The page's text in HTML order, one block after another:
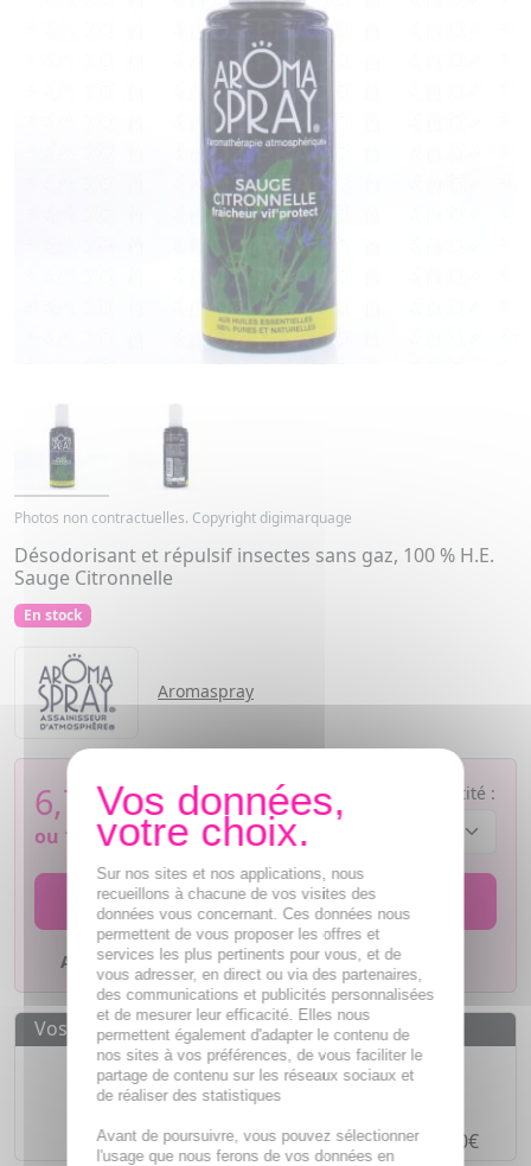
Photos non contractuelles. Copyright digimarquage
Désodorisant et répulsif insectes sans gaz, 100 % H.E.
Sauge Citronnelle
En stock
Aromaspray
6,78€
ou 1,70€si 4 fois sans frais
Quantité :
AJOUTER AU PANIER
Ajouter à mes favoris
Vos avantages
Des prixIMBATTABLES
Paiement en ligneSÉCURISÉ
Paiement en4 fois sans fraisà partir de 30€
Sur nos sites et nos applications, nous
recueillons à chacune de vos visites des
données vous concernant. Ces données nous
permettent de vous proposer les offres et
services les plus pertinents pour vous, et de
vous adresser, en direct ou via des partenaires,
des communications et publicités personnalisées
et de mesurer leur efficacité. Elles nous
permettent également d'adapter le contenu de
nos sites à vos préférences, de vous faciliter le
partage de contenu sur les réseaux sociaux et
de réaliser des statistiques
Avant de poursuivre, vous pouvez sélectionner
l'usage que nous ferons de vos données en